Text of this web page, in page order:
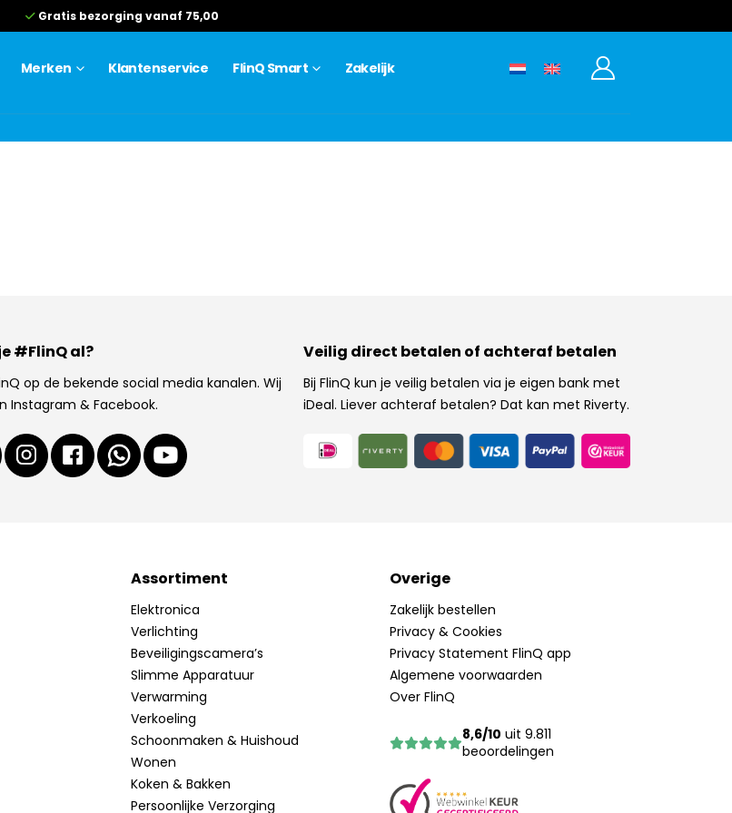
Gratis bezorging vanaf 75,00
Merken Klantenservice FlinQ Smart Zakelijk
#FlinQ al?
op de bekende social media kanalen. Wij
Instagram & Facebook.
Veilig direct betalen of achteraf betalen
Bij FlinQ kun je veilig betalen via je eigen bank met
iDeal. Liever achteraf betalen? Dat kan met Riverty.
Assortiment
Elektronica
Verlichting
Beveiligingscamera’s
Slimme Apparatuur
Verwarming
Verkoeling
Schoonmaken & Huishoud
Wonen
Koken & Bakken
Persoonlijke Verzorging
Overige
Zakelijk bestellen
Privacy & Cookies
Privacy Statement FlinQ app
Algemene voorwaarden
Over FlinQ
8,6/10 uit 9.811
beoordelingen